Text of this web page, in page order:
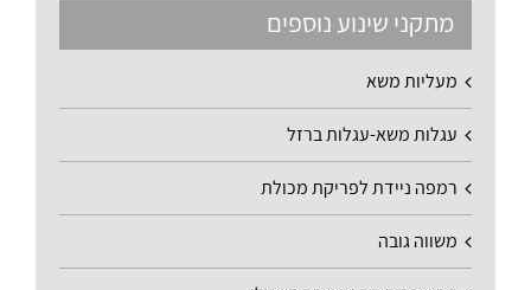
מתקני שינוע נוספים
מעליות משא
עגלות משא-עגלות ברזל
רמפה ניידת לפריקת מכולת
משווה גובה